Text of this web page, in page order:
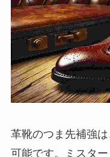
革靴のつま先補強
可能です。ミスタ